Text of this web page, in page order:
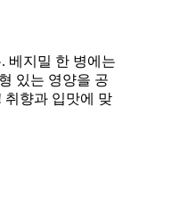
베지밀 한 병에는
있는 영양을 공
취향과 입맛에 맞